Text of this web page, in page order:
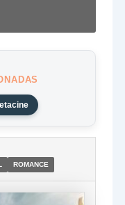
ROMANCE